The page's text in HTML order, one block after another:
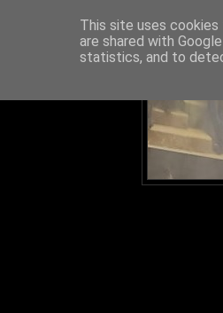
This site uses
are shared with
statistics, and to